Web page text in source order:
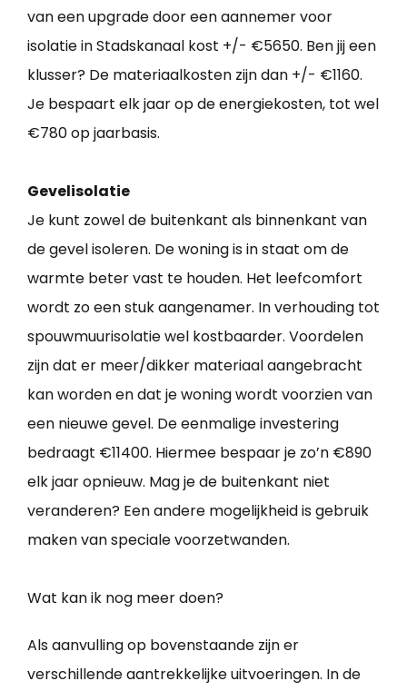
van een upgrade door een aannemer voor
isolatie in Stadskanaal kost +/- €5650. Ben jij een
klusser? De materiaalkosten zijn dan +/- €1160.
Je bespaart elk jaar op de energiekosten, tot wel
€780 op jaarbasis.
Gevelisolatie
Je kunt zowel de buitenkant als binnenkant van
de gevel isoleren. De woning is in staat om de
warmte beter vast te houden. Het leefcomfort
wordt zo een stuk aangenamer. In verhouding tot
spouwmuurisolatie wel kostbaarder. Voordelen
zijn dat er meer/dikker materiaal aangebracht
kan worden en dat je woning wordt voorzien van
een nieuwe gevel. De eenmalige investering
bedraagt €11400. Hiermee bespaar je zo’n €890
elk jaar opnieuw. Mag je de buitenkant niet
veranderen? Een andere mogelijkheid is gebruik
maken van speciale voorzetwanden.
Wat kan ik nog meer doen?
Als aanvulling op bovenstaande zijn er
verschillende aantrekkelijke uitvoeringen. In de